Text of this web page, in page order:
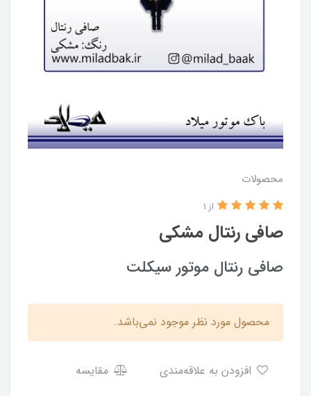
محصولات
صافی رنتال مشکی
از 1
صافی رنتال موتور سیکلت
محصول مورد نظر موجود نمی‌باشد.
مقایسه